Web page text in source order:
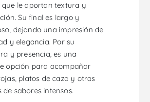
que le aportan textura y
Su final es largo y
dejando una impresión de
y elegancia. Por su
y presencia, es una
opción para acompañar
platos de caza y otras
de sabores intensos.